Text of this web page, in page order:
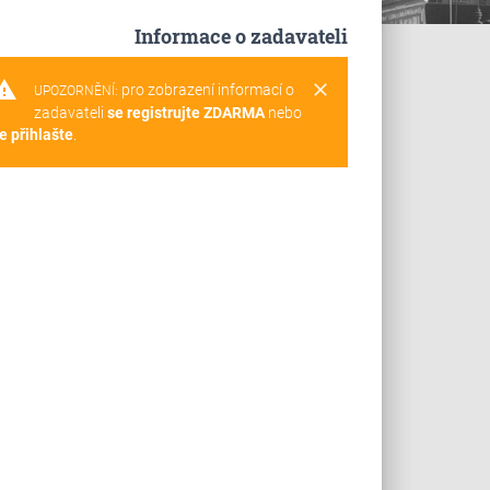
Informace o zadavateli
clear
UPOZORNĚNÍ: pro zobrazení informací o
zadavateli se registrujte ZDARMAnebo
přihlašte.